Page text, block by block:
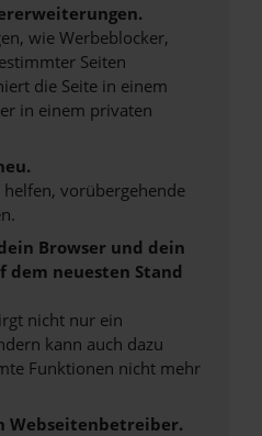
wie Werbeblocker,
Seiten
die Seite in einem
in einem privaten
vorübergehende
Browser und dein
dem neuesten Stand
nicht nur ein
kann auch dazu
Funktionen nicht mehr
Webseitenbetreiber.